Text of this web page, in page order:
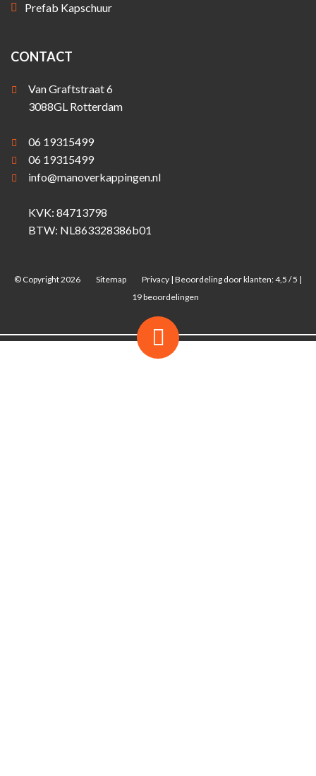
Prefab Kapschuur
CONTACT
Van Graftstraat 6
3088GL Rotterdam
06 19315499
06 19315499
info@manoverkappingen.nl
KVK: 84713798
BTW: NL863328386b01
© Copyright 2026 Sitemap Privacy | Beoordeling door klanten:4,5 /5 |
19beoordelingen